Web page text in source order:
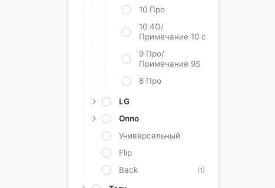
10 Про
10 4G/
Примечание 10 с
9 Про/
Примечание 9S
8 Про
LG
Оппо
Универсальный
Flip
Back
(1)